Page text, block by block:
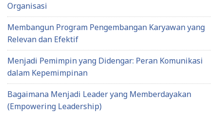
Organisasi
Membangun Program Pengembangan Karyawan yang
Relevan dan Efektif
Menjadi Pemimpin yang Didengar: Peran Komunikasi
dalam Kepemimpinan
Bagaimana Menjadi Leader yang Memberdayakan
(Empowering Leadership)